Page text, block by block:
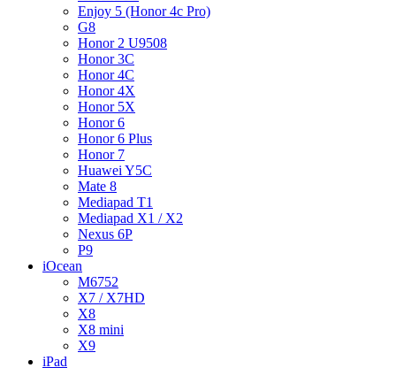
Enjoy 5 (Honor 4c Pro)
G8
Honor 2 U9508
Honor 3C
Honor 4C
Honor 4X
Honor 5X
Honor 6
Honor 6 Plus
Honor 7
Huawei Y5C
Mate 8
Mediapad T1
Mediapad X1 / X2
Nexus 6P
P9
iOcean
M6752
X7 / X7HD
X8
X8 mini
X9
iPad